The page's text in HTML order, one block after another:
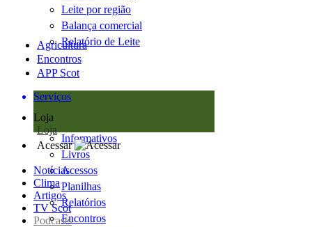
Leite por região
Balança comercial
Relatório de Leite
Agricultura
Encontros
APP Scot
Serviços
Loja
Loja
Informativos
Livros
Acessos
Planilhas
Relatórios
Encontros
Acessar
Notícias
Clima
Artigos
TV Scot
Podcasts